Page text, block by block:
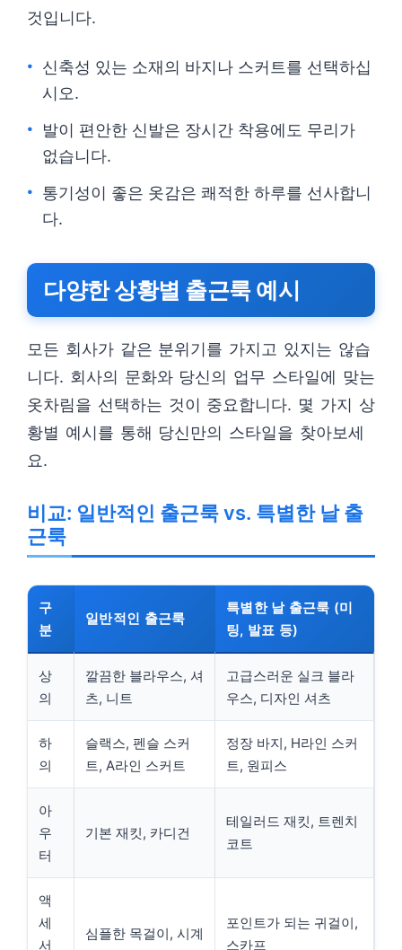
것입니다.
신축성 있는 소재의 바지나 스커트를 선택하십
시오.
발이 편안한 신발은 장시간 착용에도 무리가
없습니다.
통기성이 좋은 옷감은 쾌적한 하루를 선사합니
다.
다양한 상황별 출근룩 예시
모든 회사가 같은 분위기를 가지고 있지는 않습
니다. 회사의 문화와 당신의 업무 스타일에 맞는
옷차림을 선택하는 것이 중요합니다. 몇 가지 상
황별 예시를 통해 당신만의 스타일을 찾아보세
요.
비교: 일반적인 출근룩 vs. 특별한 날 출
근룩
구
분
일반적인 출근룩
특별한 날 출근룩 (미
팅, 발표 등)
상
의
깔끔한 블라우스, 셔
츠, 니트
고급스러운 실크 블라
우스, 디자인 셔츠
하
의
슬랙스, 펜슬 스커
트, A라인 스커트
정장 바지, H라인 스커
트, 원피스
아
우
터
기본 재킷, 카디건
테일러드 재킷, 트렌치
코트
액
세
서
심플한 목걸이, 시계
포인트가 되는 귀걸이,
스카프